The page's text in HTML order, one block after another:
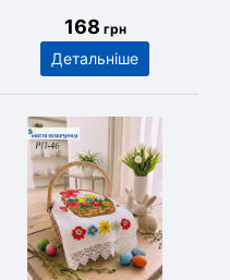
168 грн
Детальніше